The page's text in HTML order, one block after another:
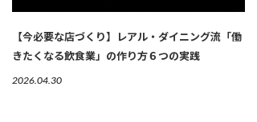
【今必要な店づくり】レアル・ダイニング流「働
きたくなる飲食業」の作り方６つの実践
2026.04.30